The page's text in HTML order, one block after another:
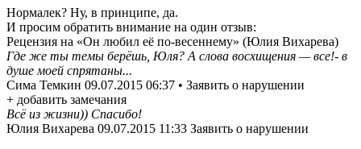
Нормалек? Ну, в принципе, да.
И просим обратить внимание на один отзыв:
Рецензия на «Он любил её по-весеннему» (Юлия Вихарева)
Где же ты темы берёшь, Юля? А слова восхищения — все!- в
душе моей спрятаны...
Сима Темкин 09.07.2015 06:37 • Заявить о нарушении
+ добавить замечания
Всё из жизни)) Спасибо!
Юлия Вихарева 09.07.2015 11:33 Заявить о нарушении